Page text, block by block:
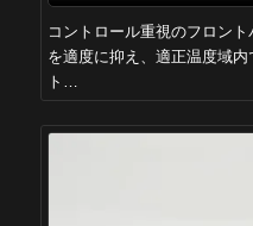
コントロール重視のフロン
を適度に抑え、適正温度域
ト…